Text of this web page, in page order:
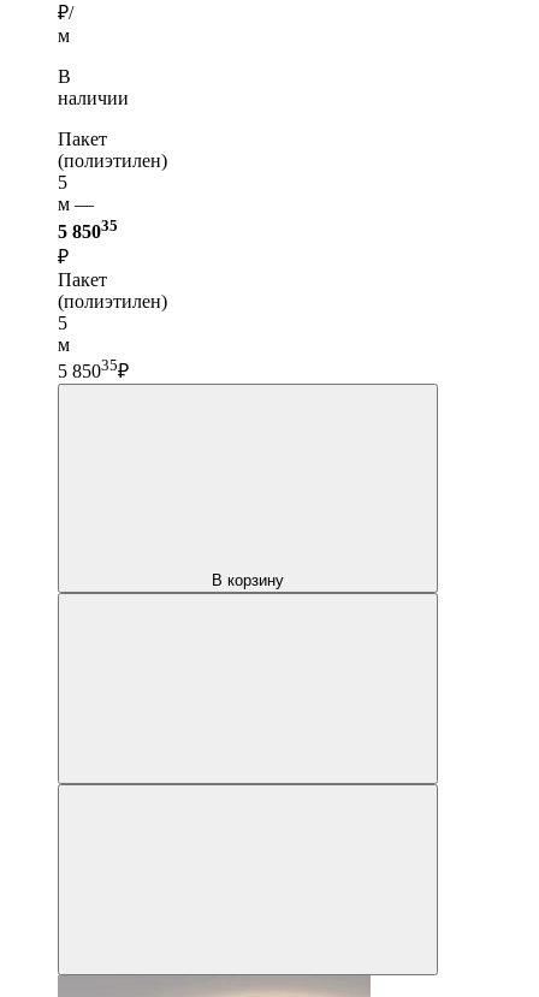
₽/
м
В
наличии
Пакет
(полиэтилен)
5
м —
5 85035
₽
Пакет
(полиэтилен)
5
м
5 85035₽
В корзину